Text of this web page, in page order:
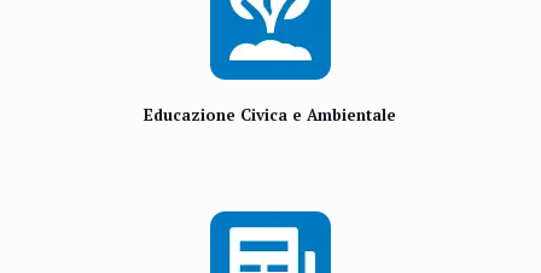
Educazione Civica e Ambientale